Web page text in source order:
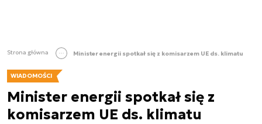
Strona główna Minister energii spotkał się z komisarzem UE ds. klimatu
WIADOMOŚCI
Minister energii spotkał się z
komisarzem UE ds. klimatu